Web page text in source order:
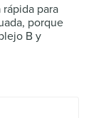
para
porque
B y